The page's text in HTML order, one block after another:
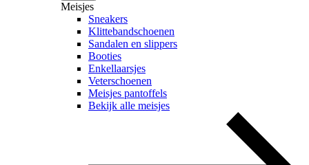
Meisjes
Sneakers
Klittebandschoenen
Sandalen en slippers
Booties
Enkellaarsjes
Veterschoenen
Meisjes pantoffels
Bekijk alle meisjes